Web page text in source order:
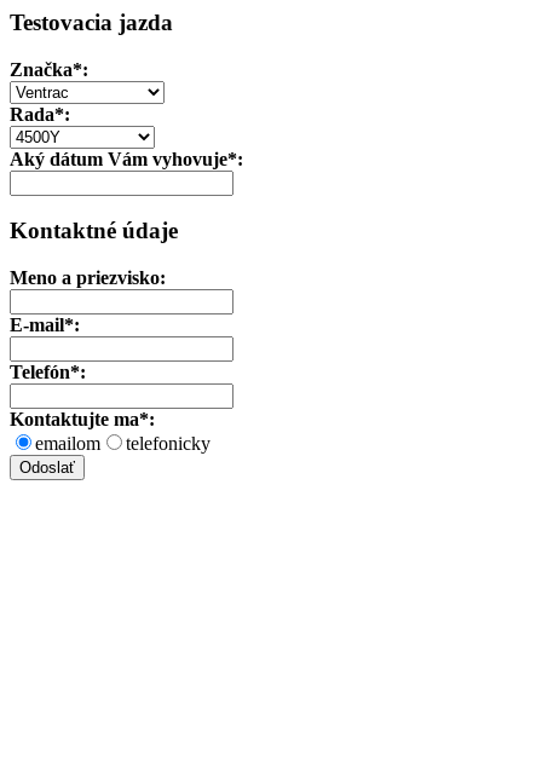
Testovacia jazda
Značka*:
Rada*:
Aký dátum Vám vyhovuje*:
Kontaktné údaje
Meno a priezvisko:
E-mail*:
Telefón*:
Kontaktujte ma*:
emailom
telefonicky